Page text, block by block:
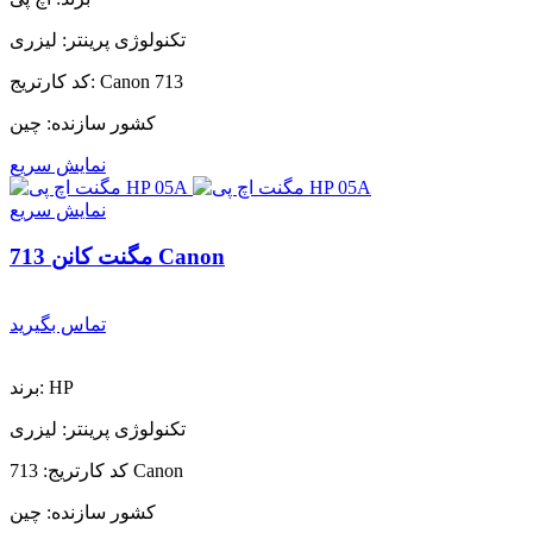
تکنولوژی پرینتر: لیزری
کد کارتریج: Canon 713
کشور سازنده: چین
نمایش سریع
نمایش سریع
مگنت کانن 713 Canon
تماس بگیرید
برند: HP
تکنولوژی پرینتر: لیزری
کد کارتریج: 713 Canon
کشور سازنده: چین